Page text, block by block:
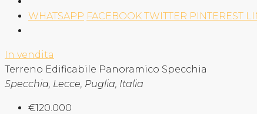
WHATSAPP FACEBOOK TWITTER PINTEREST
In vendita
Terreno Edificabile Panoramico Specchia
Specchia, Lecce, Puglia, Italia
€120.000